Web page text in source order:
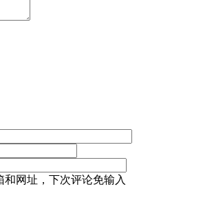
和网址，下次评论免输入